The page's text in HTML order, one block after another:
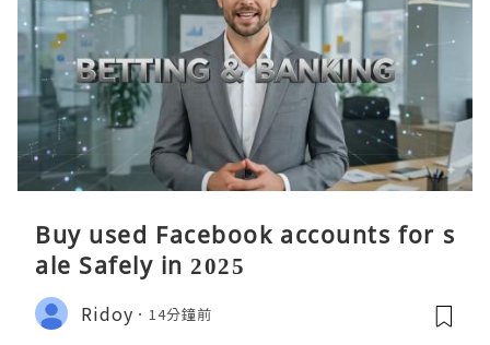
Buy used Facebook accounts for s
ale Safely in 2025
Ridoy 14分鐘前